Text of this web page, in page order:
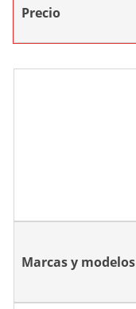
Precio
Marcas y modelos